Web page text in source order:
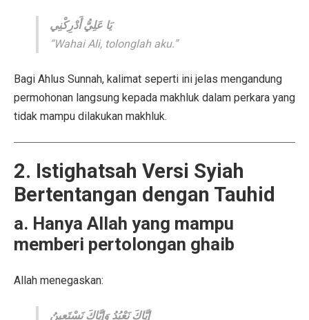
يَا عَلِيُّ أَدْرِكْنِي
“Wahai Ali, tolonglah aku.”
Bagi Ahlus Sunnah, kalimat seperti ini jelas mengandung
permohonan langsung kepada makhluk dalam perkara yang
tidak mampu dilakukan makhluk.
2. Istighatsah Versi Syiah
Bertentangan dengan Tauhid
a. Hanya Allah yang mampu
memberi pertolongan ghaib
Allah menegaskan:
إِيَّاكَ نَعْبُدُ وَإِيَّاكَ نَسْتَعِينُ